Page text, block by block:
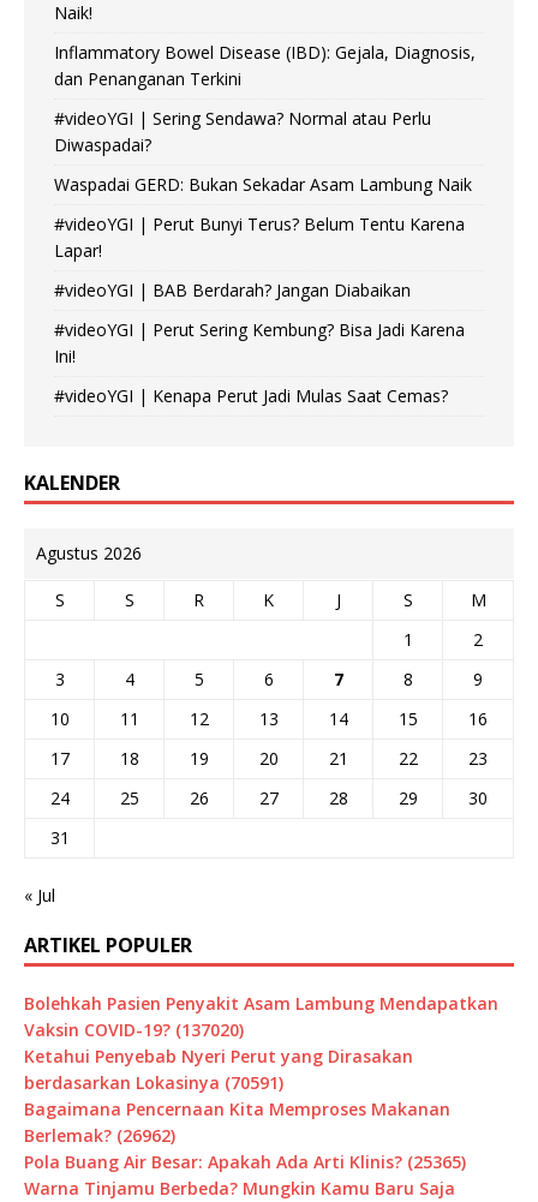
Naik!
Inflammatory Bowel Disease (IBD): Gejala, Diagnosis,
dan Penanganan Terkini
#videoYGI | Sering Sendawa? Normal atau Perlu
Diwaspadai?
Waspadai GERD: Bukan Sekadar Asam Lambung Naik
#videoYGI | Perut Bunyi Terus? Belum Tentu Karena
Lapar!
#videoYGI | BAB Berdarah? Jangan Diabaikan
#videoYGI | Perut Sering Kembung? Bisa Jadi Karena
Ini!
#videoYGI | Kenapa Perut Jadi Mulas Saat Cemas?
KALENDER
Agustus 2026
S S R K J S
M
1
2
3
4 5 6 7 8
9
10
11 12 13 14 15
16
17
18 19 20 21 22
23
24
25 26 27 28 29
30
31
« Jul
ARTIKEL POPULER
Bolehkah Pasien Penyakit Asam Lambung Mendapatkan
Vaksin COVID-19? (137020)
Ketahui Penyebab Nyeri Perut yang Dirasakan
berdasarkan Lokasinya (70591)
Bagaimana Pencernaan Kita Memproses Makanan
Berlemak? (26962)
Pola Buang Air Besar: Apakah Ada Arti Klinis? (25365)
Warna Tinjamu Berbeda? Mungkin Kamu Baru Saja